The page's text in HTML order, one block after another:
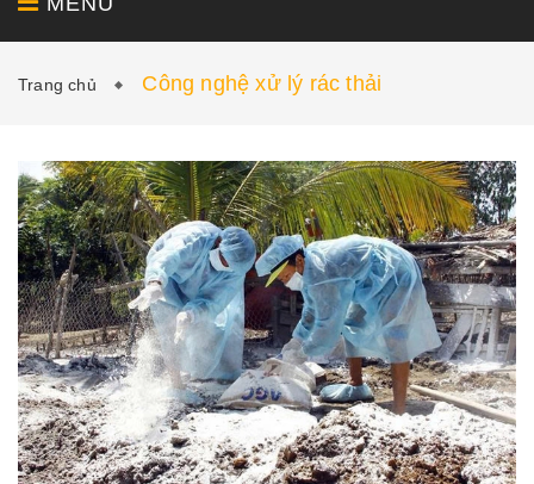
DỰ ÁN TIN TỨC - LIÊN HỆ
Trang chủ Công nghệ xử lý rác thải